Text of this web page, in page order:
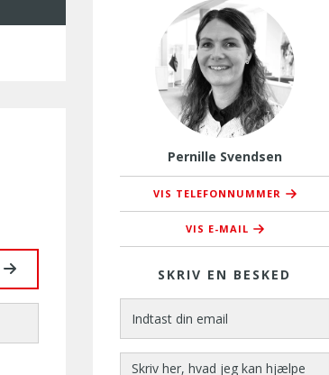
Pernille Svendsen
VIS TELEFONNUMMER
76 37 37 41
VIS E-MAIL
pes@amusyd.dk
SKRIV EN BESKED